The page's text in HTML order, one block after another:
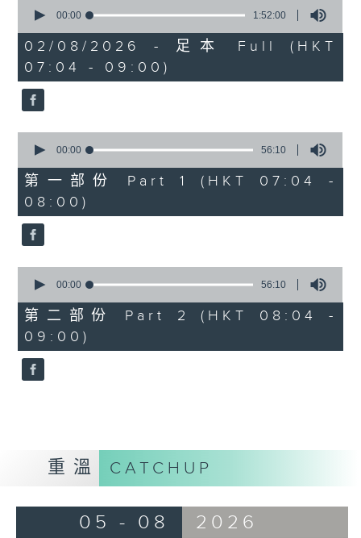
seconds
1
hour,
52
minutes,
0
seconds
00:00 1:52:00
02/08/2026 - 足本 Full (HKT
07:04 - 09:00)
seconds
56
minutes,
10
seconds
00:00 56:10
第一部份 Part 1 (HKT 07:04 -
08:00)
seconds
56
minutes,
10
seconds
00:00 56:10
第二部份 Part 2 (HKT 08:04 -
09:00)
重溫 CATCHUP
05 - 08 2026